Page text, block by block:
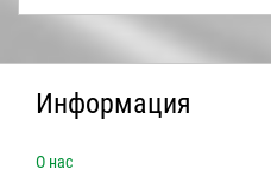
Информация
О нас